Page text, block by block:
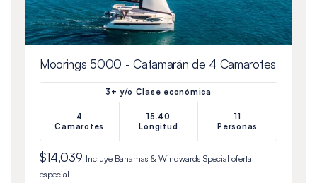
Moorings 5000 - Catamarán de 4 Camarotes
3+ y/o Clase económica
4
Camarotes
15.40
Longitud
11
Personas
$14,039 Incluye Bahamas & Windwards Special oferta
especial